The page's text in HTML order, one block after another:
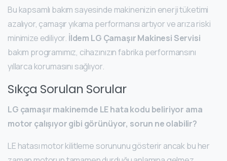
Bu kapsamlı bakım sayesinde makinenizin enerji tüketimi
azalıyor, çamaşır yıkama performansı artıyor ve arıza riski
minimize ediliyor. İldem LG Çamaşır Makinesi Servisi
bakım programımız, cihazınızın fabrika performansını
yıllarca korumasını sağlıyor.
Sıkça Sorulan Sorular
LG çamaşır makinemde LE hata kodu beliriyor ama
motor çalışıyor gibi görünüyor, sorun ne olabilir?
LE hatası motor kilitleme sorununu gösterir ancak bu her